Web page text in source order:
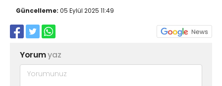
Güncelleme: 05 Eylül 2025 11:49
Yorumyaz